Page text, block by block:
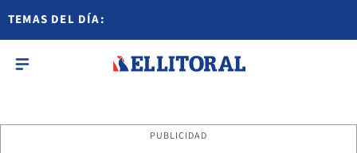
TEMAS DEL DÍA:
PUBLICIDAD